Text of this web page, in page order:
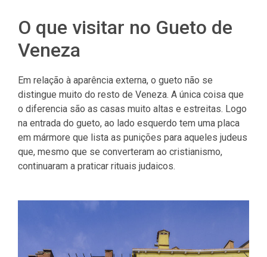
O que visitar no Gueto de
Veneza
Em relação à aparência externa, o gueto não se
distingue muito do resto de Veneza. A única coisa que
o diferencia são as casas muito altas e estreitas. Logo
na entrada do gueto, ao lado esquerdo tem uma placa
em mármore que lista as punições para aqueles judeus
que, mesmo que se converteram ao cristianismo,
continuaram a praticar rituais judaicos.